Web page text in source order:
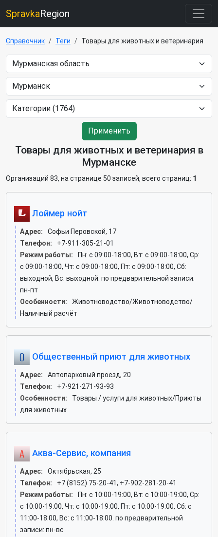
SpravkaRegion
Справочник Теги Товары для животных и ветеринария
Применить
Товары для животных и ветеринария в
Мурманске
Организаций 83, на странице 50 записей, всего страниц: 1
Лоймер нойт
Адрес:
Софьи Перовской, 17
Телефон:
+7-911-305-21-01
Режим работы:
Пн: c 09:00-18:00, Вт: c 09:00-18:00, Ср:
c 09:00-18:00, Чт: c 09:00-18:00, Пт: c 09:00-18:00, Сб:
выходной, Вс: выходной. по предварительной записи:
пн-пт
Особенности:
Животноводство/Животноводство/
Наличный расчёт
Общественный приют для животных
Адрес:
Автопарковый проезд, 20
Телефон:
+7-921-271-93-93
Особенности:
Товары / услуги для животных/Приюты
для животных
Аква-Сервис, компания
Адрес:
Октябрьская, 25
Телефон:
+7 (8152) 75-20-41, +7-902-281-20-41
Режим работы:
Пн: c 10:00-19:00, Вт: c 10:00-19:00, Ср:
c 10:00-19:00, Чт: c 10:00-19:00, Пт: c 10:00-19:00, Сб: c
11:00-18:00, Вс: c 11:00-18:00. по предварительной
записи: пн-вс